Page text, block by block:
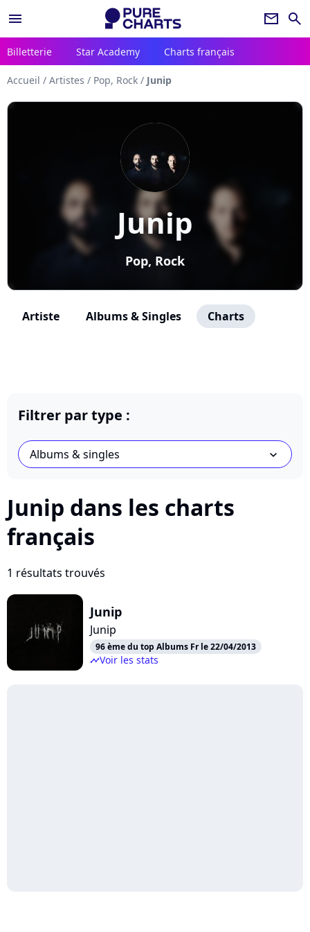
menu newsletter search
Billetterie Star Academy Charts français
Accueil / Artistes / Pop, Rock / Junip
Junip
Pop, Rock
Artiste Albums & Singles Charts
Filtrer par type :
Albums & singles chevron_bot
Junip dans les charts
français
1 résultats trouvés
Junip
Junip
96 ème du top Albums Fr le 22/04/2013
timelineVoir les stats